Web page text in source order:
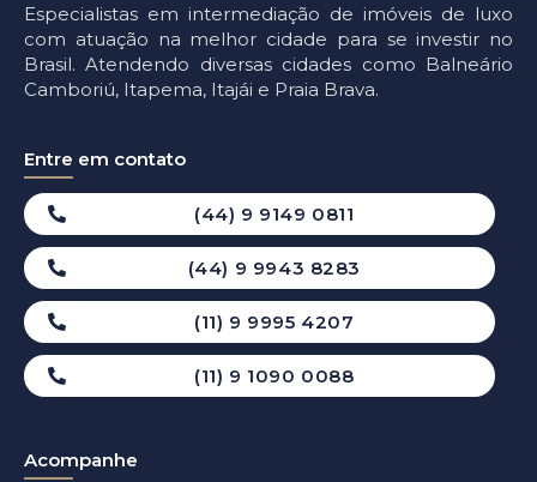
Especialistas em intermediação de imóveis de luxo
com atuação na melhor cidade para se investir no
Brasil. Atendendo diversas cidades como Balneário
Camboriú, Itapema, Itajái e Praia Brava.
Entre em contato
(44) 9 9149 0811
(44) 9 9943 8283
(11) 9 9995 4207
(11) 9 1090 0088
Acompanhe